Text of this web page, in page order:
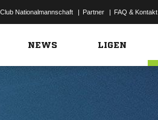
Nationalmannschaft | Partner | FAQ & Kontakt
NEWS LIGEN